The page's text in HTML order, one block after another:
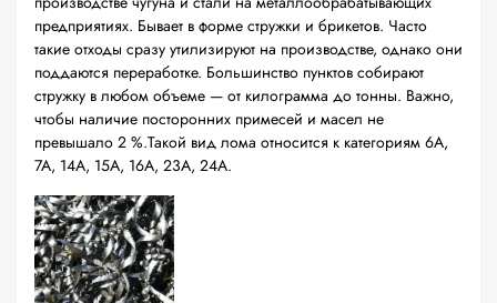
предприятиях. Бывает в форме стружки и брикетов. Часто
такие отходы сразу утилизируют на производстве, однако они
поддаются переработке. Большинство пунктов собирают
стружку в любом объеме — от килограмма до тонны. Важно,
чтобы наличие посторонних примесей и масел не
превышало 2 %.Такой вид лома относится к категориям 6А,
7А, 14А, 15А, 16А, 23А, 24А.